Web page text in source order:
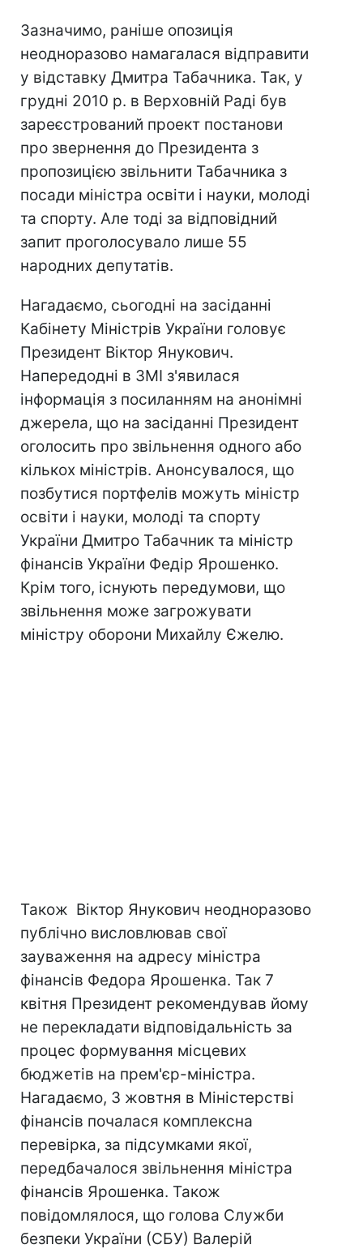
Зазначимо, раніше опозиція
неодноразово намагалася відправити
у відставку Дмитра Табачника. Так, у
грудні 2010 р. в Верховній Раді був
зареєстрований проект постанови
про звернення до Президента з
пропозицією звільнити Табачника з
посади міністра освіти і науки, молоді
та спорту. Але тоді за відповідний
запит проголосувало лише 55
народних депутатів.
Нагадаємо, сьогодні на засіданні
Кабінету Міністрів України головує
Президент Віктор Янукович.
Напередодні в ЗМІ з'явилася
інформація з посиланням на анонімні
джерела, що на засіданні Президент
оголосить про звільнення одного або
кількох міністрів. Анонсувалося, що
позбутися портфелів можуть міністр
освіти і науки, молоді та спорту
України Дмитро Табачник та міністр
фінансів України Федір Ярошенко.
Крім того, існують передумови, що
звільнення може загрожувати
міністру оборони Михайлу Єжелю.
Також Віктор Янукович неодноразово
публічно висловлював свої
зауваження на адресу міністра
фінансів Федора Ярошенка. Так 7
квітня Президент рекомендував йому
не перекладати відповідальність за
процес формування місцевих
бюджетів на прем'єр-міністра.
Нагадаємо, 3 жовтня в Міністерстві
фінансів почалася комплексна
перевірка, за підсумками якої,
передбачалося звільнення міністра
фінансів Ярошенка. Також
повідомлялося, що голова Служби
безпеки України (СБУ) Валерій